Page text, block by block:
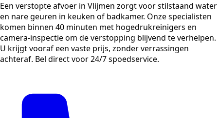
Een verstopte afvoer in Vlijmen zorgt voor stilstaand water
en nare geuren in keuken of badkamer. Onze specialisten
komen binnen 40 minuten met hogedrukreinigers en
camera-inspectie om de verstopping blijvend te verhelpen.
U krijgt vooraf een vaste prijs, zonder verrassingen
achteraf. Bel direct voor 24/7 spoedservice.